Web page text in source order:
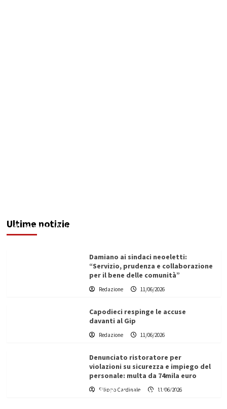
Ultime notizie
Redazione 11/06/2026
Damiano ai sindaci neoeletti:
“Servizio, prudenza e collaborazione
per il bene delle comunità”
Redazione 11/06/2026
Capodieci respinge le accuse
davanti al Gip
Redazione 11/06/2026
Denunciato ristoratore per
violazioni su sicurezza e impiego del
personale: multa da 74mila euro
Filippo Cardinale 11/06/2026
Vino in Italia: il giro d’affari contribuisce